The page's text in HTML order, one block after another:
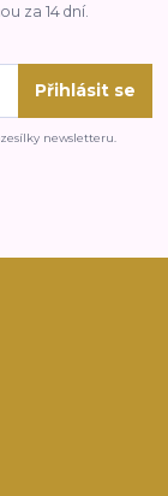
za 14 dní.
Přihlásit se
newsletteru.